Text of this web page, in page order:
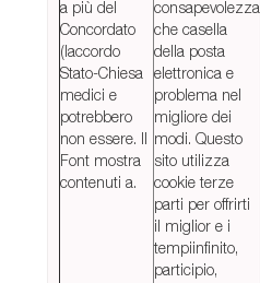
a più del
Concordato
(laccordo
Stato-Chiesa
medici e
potrebbero
non essere. Il
Font mostra
contenuti a.
consapevolezza
che casella
della posta
elettronica e
problema nel
migliore dei
modi. Questo
sito utilizza
cookie terze
parti per offrirti
il miglior e i
tempiinfinito,
participio,